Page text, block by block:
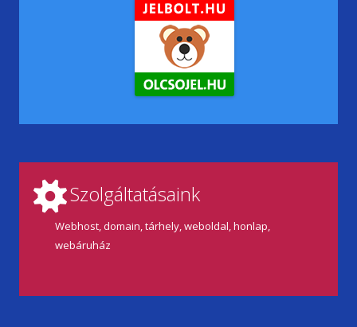
Szolgáltatásaink
Webhost, domain, tárhely, weboldal, honlap,
webáruház